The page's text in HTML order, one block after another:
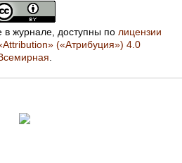
в журнале, доступны по лицензии
(«Атрибуция») 4.0